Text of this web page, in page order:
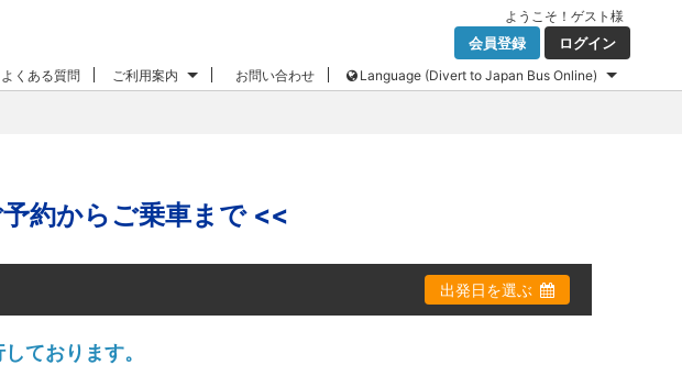
ようこそ！ ゲスト 様
会員登録 ログイン
よくある質問 ご利用案内 お問い合わせ Language (Divert to Japan Bus Online)
約からご乗車まで <<
出発日を選ぶ
ております。